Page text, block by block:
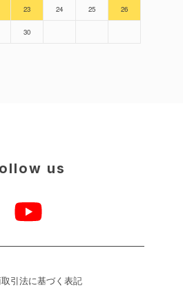
23 24 25 26
30
us
引法に基づく表記